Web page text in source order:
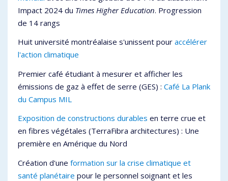
Impact 2024 du Times Higher Education. Progression
de 14 rangs
Huit université montréalaise s'unissent pour accélérer
l'action climatique
Premier café étudiant à mesurer et afficher les
émissions de gaz à effet de serre (GES) : Café La Plank
du Campus MIL
Exposition de constructions durables en terre crue et
en fibres végétales (TerraFibra architectures) : Une
première en Amérique du Nord
Création d'une formation sur la crise climatique et
santé planétaire pour le personnel soignant et les